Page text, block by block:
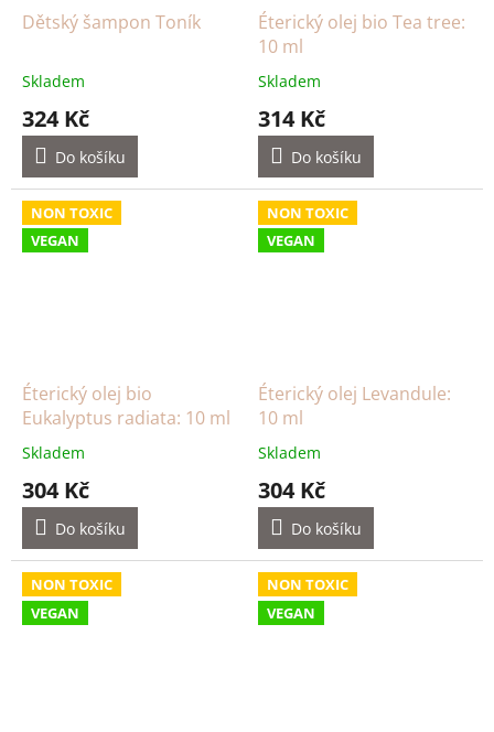
Dětský šampon Toník
Skladem
324 Kč
Do košíku
Éterický olej bio Tea tree:
10 ml
Skladem
314 Kč
Do košíku
NON TOXIC
VEGAN
Éterický olej bio
Eukalyptus radiata: 10 ml
Skladem
304 Kč
Do košíku
NON TOXIC
VEGAN
Éterický olej Levandule:
10 ml
Skladem
304 Kč
Do košíku
NON TOXIC
VEGAN
NON TOXIC
VEGAN